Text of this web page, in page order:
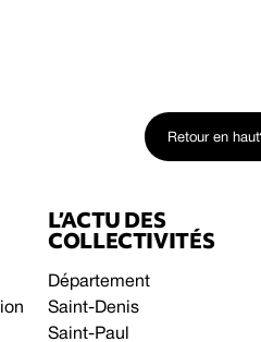
Retour en haut
L’ACTU DES
COLLECTIVITÉS
Département
Saint-Denis
Saint-Paul